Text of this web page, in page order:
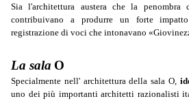
Sia l'architettura austera che la penombra
contribuivano a produrre un forte
registrazione di voci che intonavano
La sala O
Specialmente nell' architettura della sala O,
uno dei più importanti architetti razionalisti